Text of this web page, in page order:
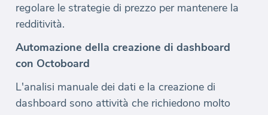
regolare le strategie di prezzo per mantenere la
redditività.
Automazione della creazione di dashboard
con Octoboard
L'analisi manuale dei dati e la creazione di
dashboard sono attività che richiedono molto